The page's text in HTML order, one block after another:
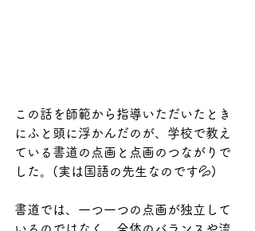
この話を師範から指導いただいたとき
にふと頭に浮かんだのが、学校で教え
ている書道の点画と点画のつながりで
した。(実は国語の先生なのです💦)
書道では、一つ一つの点画が独立して
いるのではなく、全体のバランスや流